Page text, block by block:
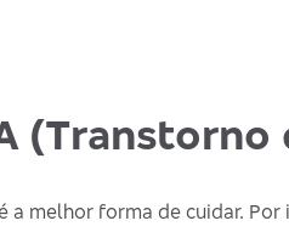
a melhor forma de cuidar.